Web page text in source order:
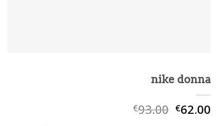
nike donna
€93.00 €62.00